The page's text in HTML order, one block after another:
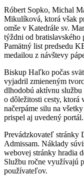
Róbert Sopko, Michal
Mikulíková, ktorá však
omše v Katedrále sv.
týždni od bratislavského
Pamätný list predsedu
medailou z návštevy
Biskup Haľko počas
vyjadril zmieneným
dlhodobú aktívnu
o dôležitosti cesty, ktorá
načerpáme silu na
prispel aj uvedený portál.
Prevádzkovateľ stránky
Admissam. Náklady
webovej stránky hradia
Službu ročne využívajú
používateľov.